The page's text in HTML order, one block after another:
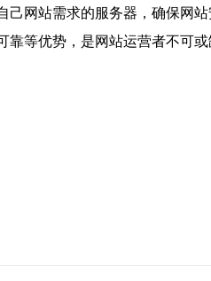
网站需求的服务器，确保网站
等优势，是网站运营者不可或